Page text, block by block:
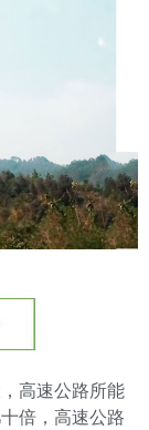
高速公路所能
倍，高速公路